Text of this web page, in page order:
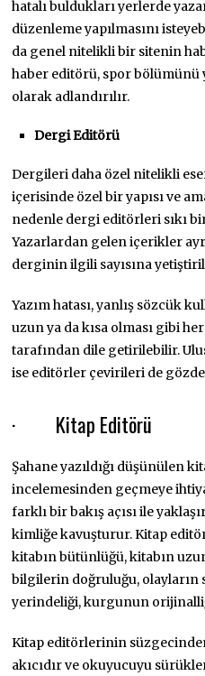
hatalı buldukları yerlerde
düzenleme yapılmasını
da genel nitelikli bir sitenin
haber editörü, spor
olarak adlandırılır.
Dergi Editörü
Dergileri daha özel nitelikli
içerisinde özel bir yapısı ve
nedenle dergi editörleri sıkı
Yazarlardan gelen içerikler
derginin ilgili sayısına
Yazım hatası, yanlış sözcük
uzun ya da kısa olması gibi
tarafından dile getirilebilir.
ise editörler çevirileri de
· Kitap Editörü
Şahane yazıldığı düşünülen
incelemesinden geçmeye
farklı bir bakış açısı ile
kimliğe kavuşturur. Kitap
kitabın bütünlüğü, kitabın
bilgilerin doğruluğu, olayların
yerindeliği, kurgunun
Kitap editörlerinin
akıcıdır ve okuyucuyu